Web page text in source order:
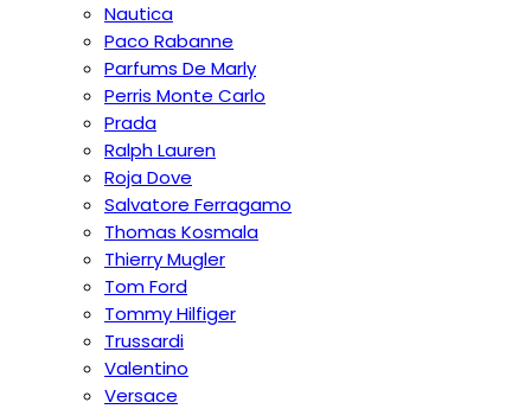
Nautica
Paco Rabanne
Parfums De Marly
Perris Monte Carlo
Prada
Ralph Lauren
Roja Dove
Salvatore Ferragamo
Thomas Kosmala
Thierry Mugler
Tom Ford
Tommy Hilfiger
Trussardi
Valentino
Versace